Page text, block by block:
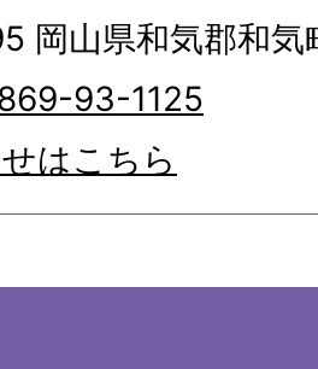
岡山県和気郡和気
93-1125
はこちら